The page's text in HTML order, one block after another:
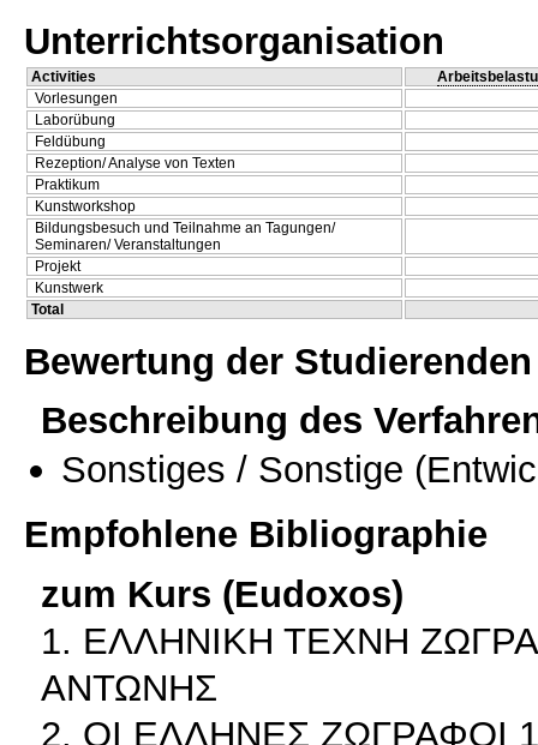
Unterrichtsorganisation
Activities
Vorlesungen
Laborübung
Feldübung
Rezeption/ Analyse von Texten
Praktikum
Kunstworkshop
Bildungsbesuch und Teilnahme an Tagungen/
Seminaren/ Veranstaltungen
Projekt
Kunstwerk
Total
Bewertung der Studierenden
Beschreibung des
Sonstiges / Sonstige
Empfohlene Bibliographie
zum Kurs (Eudoxos)
1. ΕΛΛΗΝΙΚΗ ΤΕΧΝΗ
ΑΝΤΩΝΗΣ
2. ΟΙ ΕΛΛΗΝΕΣ ΖΩΓΡΑΦΟΙ